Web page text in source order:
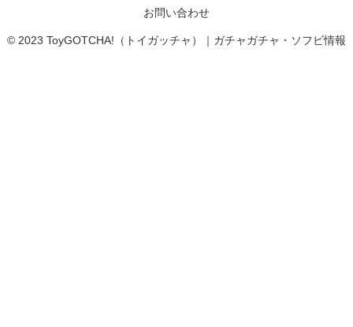
お問い合わせ
© 2023 ToyGOTCHA!（トイガッチャ）｜ガチャガチャ・ソフビ情報